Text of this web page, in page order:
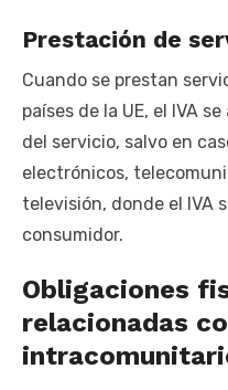
Prestación de
Cuando se prestan
países de la UE, el IVA
del servicio, salvo en
electrónicos,
televisión, donde el IVA
consumidor.
Obligaciones
relacionadas